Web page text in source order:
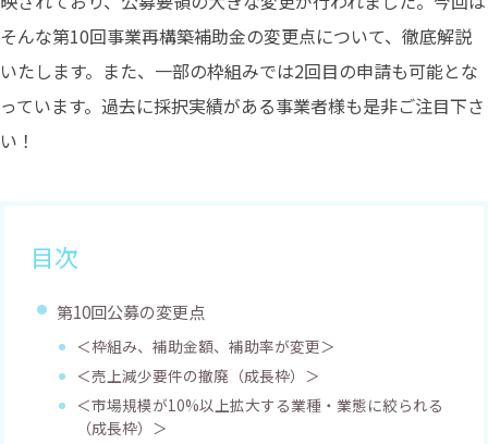
そんな第10回事業再構築補助金の変更点について、徹底解説
いたします。また、一部の枠組みでは2回目の申請も可能とな
っています。過去に採択実績がある事業者様も是非ご注目下さ
い！
目次
第10回公募の変更点
＜枠組み、補助金額、補助率が変更＞
＜売上減少要件の撤廃（成長枠）＞
＜市場規模が10%以上拡大する業種・業態に絞られる
（成長枠）＞